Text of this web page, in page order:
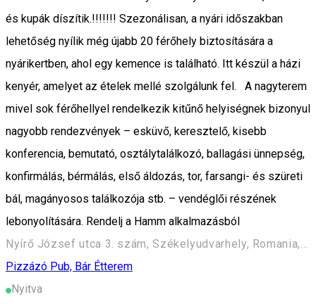
és kupák díszítik.!!!!!!! Szezonálisan, a nyári időszakban
lehetőség nyílik még újabb 20 férőhely biztosítására a
nyárikertben, ahol egy kemence is található. Itt készül a házi
kenyér, amelyet az ételek mellé szolgálunk fel. A nagyterem
mivel sok férőhellyel rendelkezik kitűnő helyiségnek bizonyul
nagyobb rendezvények – esküvő, keresztelő, kisebb
konferencia, bemutató, osztálytalálkozó, ballagási ünnepség,
konfirmálás, bérmálás, első áldozás, tor, farsangi- és szüreti
bál, magányosos találkozója stb. – vendéglői részének
lebonyolítására. Rendelj a Hamm alkalmazásból
Nyírő József utca 3. szám, Székelyudvarhely, Romania, 535600
Pizzázó Pub, Bár Étterem
Nyitva